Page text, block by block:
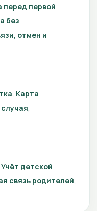
перед первой
без
отмен и
Карта
Учёт детской
связь родителей